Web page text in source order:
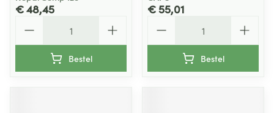
€ 48,45
Bestel
€ 55,01
Bestel